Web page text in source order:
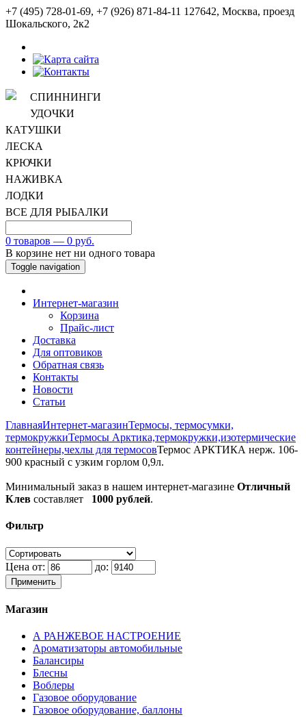
+7 (495) 728-01-69, +7 (926) 871-84-11 127642, Москва, проезд
Шокальского, 2к2
СПИННИНГИ
УДОЧКИ
КАТУШКИ
ЛЕСКА
КРЮЧКИ
НАЖИВКА
ЛОДКИ
ВСЕ ДЛЯ РЫБАЛКИ
0 товаров — 0 руб.
В корзине нет ни одного товара
Toggle navigation
Интернет-магазин
Корзина
Прайс-лист
Доставка
Для оптовиков
Обратная связь
Контакты
Новости
Статьи
ГлавнаяИнтернет-магазинТермосы, термосумки,
термокружкиТермосы Арктика,термокружки,изотермические
контейнеры,чехлы для термосовТермос АРКТИКА нерж. 106-
900 красный с узким горлом 0,9л.
Минимальный заказ в нашем интернет-магазине Отличный
Клев составляет 1000 рублей.
Фильтр
Цена от: до:
Применить
Магазин
А РАНЖЕВОЕ НАСТРОЕНИЕ
Ароматизаторы автомобильные
Балансиры
Блесны
Воблеры
Газовое оборудование
Газовое оборудование, баллоны